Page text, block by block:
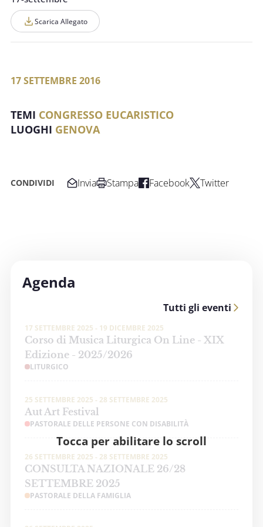
Scarica Allegato
17 SETTEMBRE 2016
CONGRESSO EUCARISTICO
GENOVA
CONDIVIDI Invia Stampa Facebook Twitter
Agenda
Tutti gli eventi
Tocca per abilitare lo scroll
17 SETTEMBRE 2025 - 19 DICEMBRE 2025
Corso di Musica Liturgica On Line - XIX
Edizione - 2025/2026
LITURGICO
25 SETTEMBRE 2025 - 28 SETTEMBRE 2025
Aut Art Festival
PASTORALE DELLE PERSONE CON DISABILITÀ
26 SETTEMBRE 2025 - 28 SETTEMBRE 2025
CONSULTA NAZIONALE 26/28
SETTEMBRE 2025
PASTORALE DELLA FAMIGLIA